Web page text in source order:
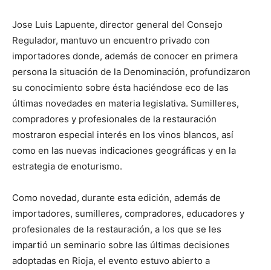
Jose Luis Lapuente, director general del Consejo
Regulador, mantuvo un encuentro privado con
importadores donde, además de conocer en primera
persona la situación de la Denominación, profundizaron
su conocimiento sobre ésta haciéndose eco de las
últimas novedades en materia legislativa. Sumilleres,
compradores y profesionales de la restauración
mostraron especial interés en los vinos blancos, así
como en las nuevas indicaciones geográficas y en la
estrategia de enoturismo.
Como novedad, durante esta edición, además de
importadores, sumilleres, compradores, educadores y
profesionales de la restauración, a los que se les
impartió un seminario sobre las últimas decisiones
adoptadas en Rioja, el evento estuvo abierto a